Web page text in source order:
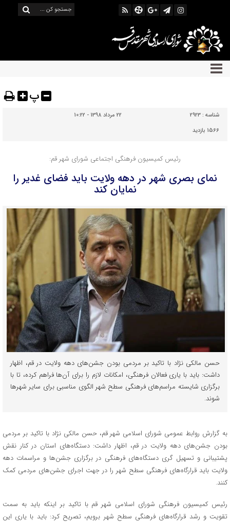
پ
شناسه : 2923
22 مرداد 1398 - 10:22
1566 بازدید
رئیس کمیسیون فرهنگی اجتماعی شورای شهر قم:
نمای بصری شهر در دهه ولایت باید فضای غدیر را
نمایان کند
حسن مالکی نژاد با تاکید بر مردمی بودن جشن‌های دهه ولایت در قم، اظهار
داشت: باید با یاری فعالان فرهنگی، امکانات لازم را برای آن‌ها فراهم کرده، تا با
برگزاری شایسته مراسم‌های فرهنگی سطح شهر الگوی مناسبی برای سایر شهرها
شوند.
به گزارش روابط عمومی شورای اسلامی شهر قم، حسن مالکی نژاد با تاکید بر مردمی
بودن جشن‌های دهه ولایت در قم، اظهار داشت: دستگاه‌های استان در کنار نقش
پشتیبانی و تسهیل گری دستگاه‌های فرهنگی در برگزاری جشن‌ها و مراسمات دهه
ولایت باید قرارگاه‌های فرهنگی سطح شهر را در جهت اجرای جشن‌های مردمی کمک
کنند.
رئیس کمیسیون فرهنگی شورای اسلامی شهر قم با تاکید بر اینکه باید به سمت
تقویت و رشد قرارگاه‌های فرهنگی سطح شهر برویم، تصریح کرد: باید با یاری این